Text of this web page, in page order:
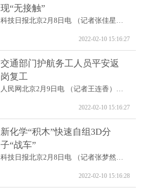
现“无接触”
科技日报北京2月8日电 （记者张佳星）记...
2022-02-10 15:16:27
交通部门护航务工人员平安返
岗复工
人民网北京2月9日电 （记者王连香）记者...
2022-02-10 15:16:27
新化学“积木”快速自组3D分
子“战车”
科技日报北京2月8日电 （记者张梦然）据...
2022-02-10 15:16:28